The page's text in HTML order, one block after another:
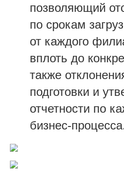
позволяющий
по срокам
от каждого
вплоть до
также
подготовки и
отчетности по
бизнес-